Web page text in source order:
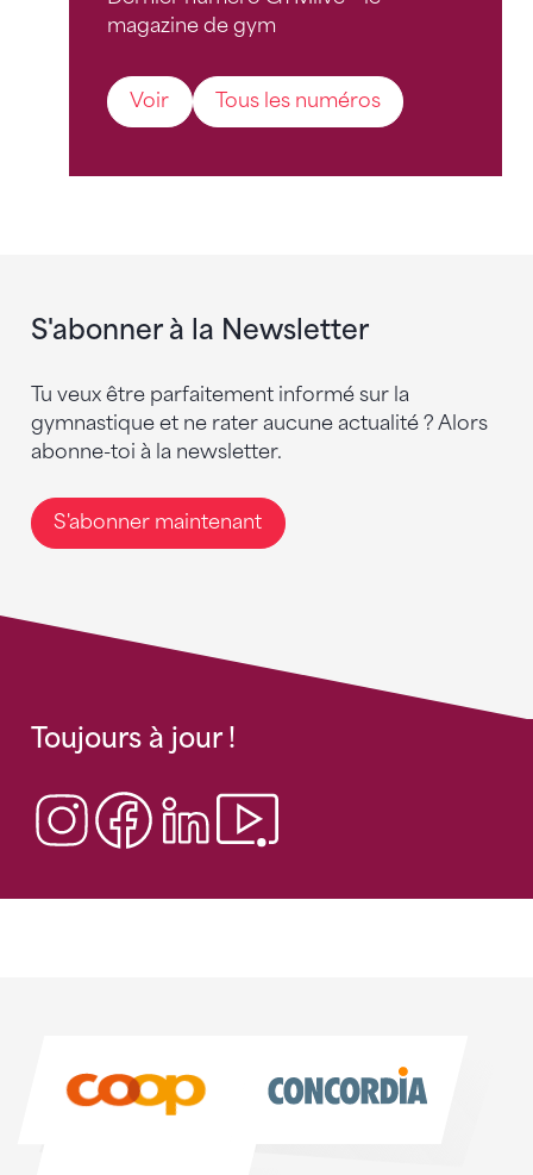
magazine de gym
Voir Tous les numéros
S'abonner à la Newsletter
Tu veux être parfaitement informé sur la
gymnastique et ne rater aucune actualité ? Alors
abonne-toi à la newsletter.
S'abonner maintenant
Toujours à jour !